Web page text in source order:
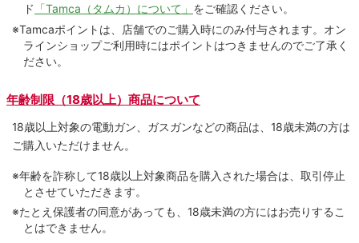
ド 「Tamca（タムカ）について」 をご確認ください。
※Tamcaポイントは、店舗でのご購⼊時にのみ付与されます。オン
ラインショップご利用時にはポイントはつきませんのでご了承く
ださい。
年齢制限（18歳以上）商品について
18歳以上対象の電動ガン、ガスガンなどの商品は、18歳未満の方は
ご購入いただけません。
※年齢を詐称して18歳以上対象商品を購入された場合は、取引停止
とさせていただきます。
※たとえ保護者の同意があっても、18歳未満の方にはお売りするこ
とはできません。